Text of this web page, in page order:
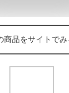
商品をサイトでみ